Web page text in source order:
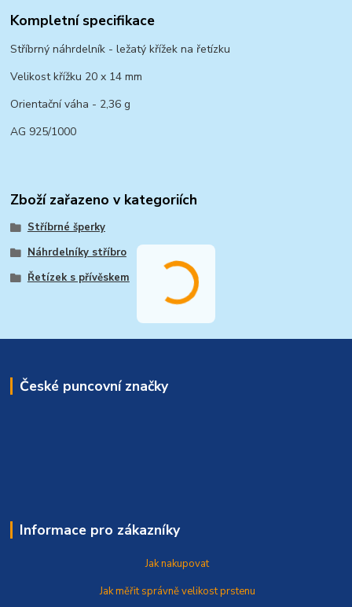
Kompletní specifikace
Stříbrný náhrdelník - ležatý křížek na řetízku
Velikost křížku 20 x 14 mm
Orientační váha - 2,36 g
AG 925/1000
Zboží zařazeno v kategoriích
Stříbrné šperky
Náhrdelníky stříbro
Řetízek s přívěskem
České puncovní značky
Informace pro zákazníky
Jak nakupovat
Jak měřit správněvelikost prstenu